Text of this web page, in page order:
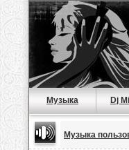
Музыка Dj
Музыка